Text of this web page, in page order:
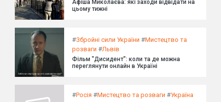
Афіша Миколаєва: які заходи відвідати на
цьому тижні
#Збройні сили України #Мистецтво та
розваги #Львів
Фільм "Дисидент": коли та де можна
переглянути онлайн в Україні
#Росія #Мистецтво та розваги #Україна